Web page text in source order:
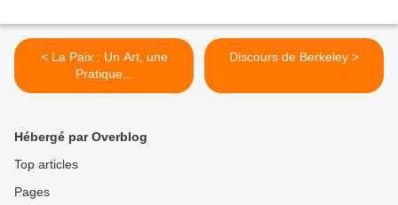
< La Paix : Un Art, une
Pratique...
Discours de Berkeley >
Hébergé par Overblog
Top articles
Pages